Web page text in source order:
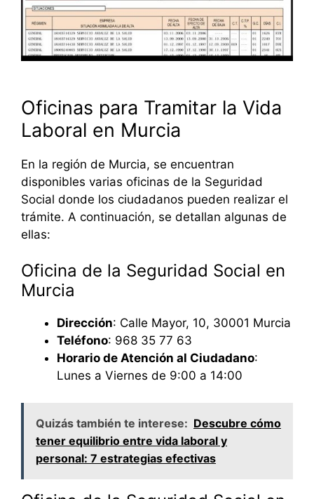
Oficinas para Tramitar la Vida
Laboral en Murcia
En la región de Murcia, se encuentran
disponibles varias oficinas de la Seguridad
Social donde los ciudadanos pueden realizar el
trámite. A continuación, se detallan algunas de
ellas:
Oficina de la Seguridad Social en
Murcia
Dirección: Calle Mayor, 10, 30001 Murcia
Teléfono: 968 35 77 63
Horario de Atención al Ciudadano:
Lunes a Viernes de 9:00 a 14:00
Quizás también te interese: Descubre cómo
tener equilibrio entre vida laboral y
personal: 7 estrategias efectivas